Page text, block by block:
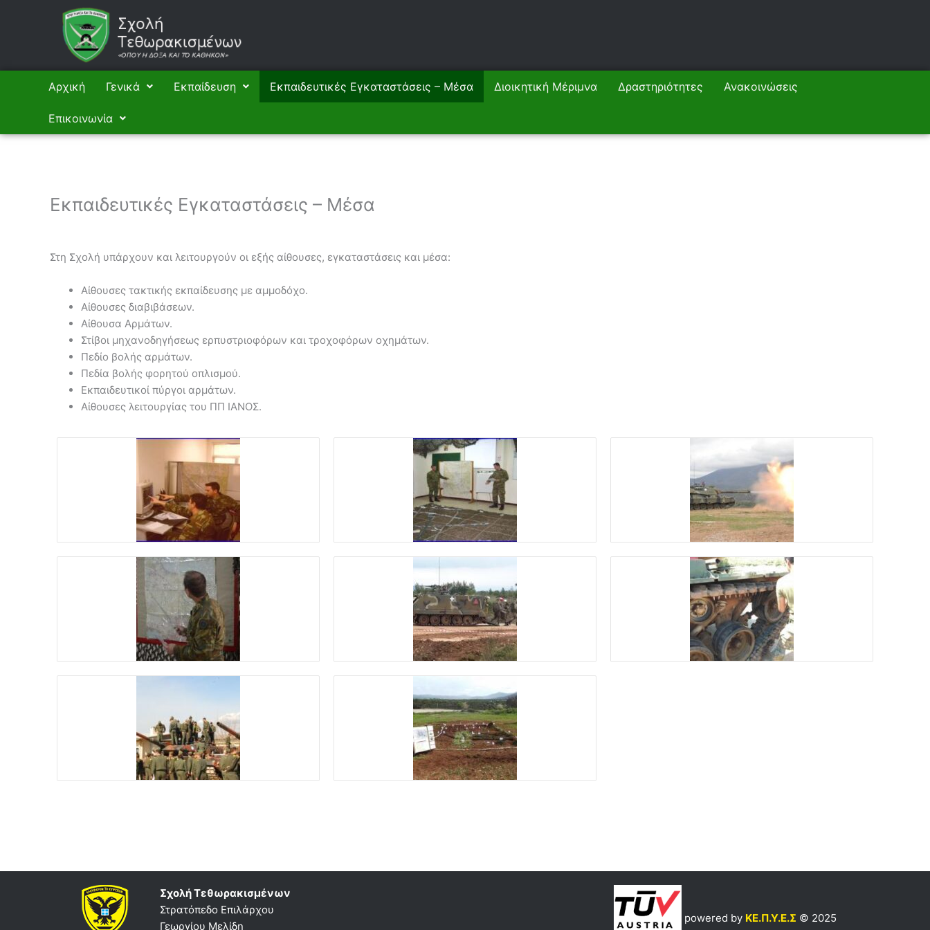
Αρχική Γενικά Εκπαίδευση Εκπαιδευτικές Εγκαταστάσεις – Μέσα Διοικητική Μέριμνα Δραστηριότητες Ανακοινώσεις
Επικοινωνία
Εκπαιδευτικές Εγκαταστάσεις – Μέσα
Στη Σχολή υπάρχουν και λειτουργούν οι εξής αίθουσες, εγκαταστάσεις και μέσα:
Αίθουσες τακτικής εκπαίδευσης με αμμοδόχο.
Αίθουσες διαβιβάσεων.
Αίθουσα Αρμάτων.
Στίβοι μηχανοδηγήσεως ερπυστριοφόρων και τροχοφόρων οχημάτων.
Πεδίο βολής αρμάτων.
Πεδία βολής φορητού οπλισμού.
Εκπαιδευτικοί πύργοι αρμάτων.
Αίθουσες λειτουργίας του ΠΠ ΙΑΝΟΣ.
Σχολή Τεθωρακισμένων
Στρατόπεδο Επιλάρχου
Γεωργίου Μελίδη
powered by ΚΕ.Π.Υ.Ε.Σ © 2025